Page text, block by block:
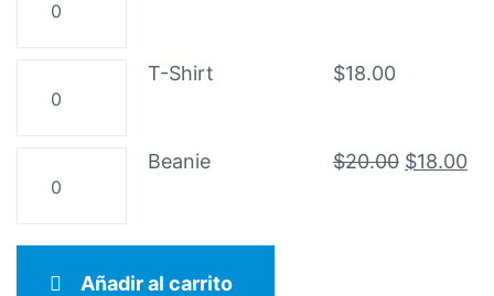
with
cantidad
Shirt
T-Shirt $18.00
cantidad
Beanie $20.00 El
$18.00El
Añadir al carrito